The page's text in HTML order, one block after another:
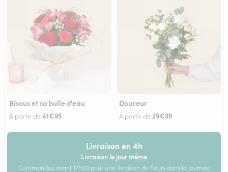
Bisous et sa bulle d'eau
À partir de41€95
Douceur
À partir de29€95
Livraison en 4h
Livraison le jour même
Commandez avant 17h00 pour une livraison de fleurs dans la journée